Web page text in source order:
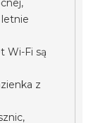
Wi-Fi są
z